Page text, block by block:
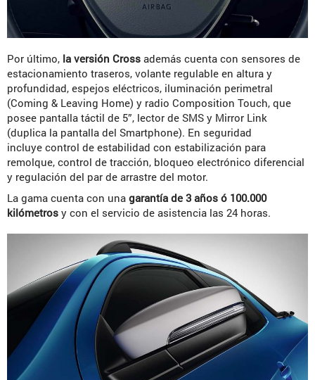
Por último, la versión Cross además cuenta con sensores de
estacionamiento traseros, volante regulable en altura y
profundidad, espejos eléctricos, iluminación perimetral
(Coming & Leaving Home) y radio Composition Touch, que
posee pantalla táctil de 5”, lector de SMS y Mirror Link
(duplica la pantalla del Smartphone). En seguridad
incluye control de estabilidad con estabilización para
remolque, control de tracción, bloqueo electrónico diferencial
y regulación del par de arrastre del motor.
La gama cuenta con una garantía de 3 años ó 100.000
kilómetros y con el servicio de asistencia las 24 horas.